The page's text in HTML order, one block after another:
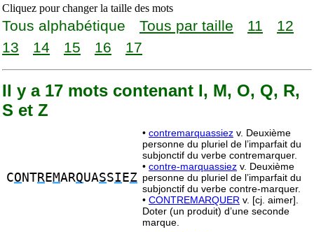
Cliquez pour changer la taille des mots
Tous alphabétique Tous par taille 11
12
13
14 15 16 17
Il y a 17 mots contenant I, M, O, Q, R,
S et Z
CO NTREMARQUASSI EZ
• contremarquassiez v. Deuxième
personne du pluriel de l’imparfait du
subjonctif du verbe contremarquer.
• contre-marquassiez v. Deuxième
personne du pluriel de l’imparfait du
subjonctif du verbe contre-marquer.
• CONTREMARQUER v. [cj. aimer].
Doter (un produit) d’une seconde
marque.